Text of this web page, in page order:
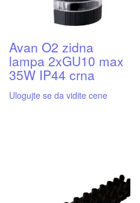
Avan O2 zidna
lampa 2xGU10 max
35W IP44 crna
Ulogujte se da vidite cene